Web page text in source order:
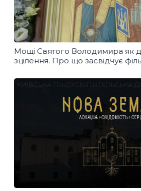
Мощі Святого Володимира як
зцілення. Про що засвідчує